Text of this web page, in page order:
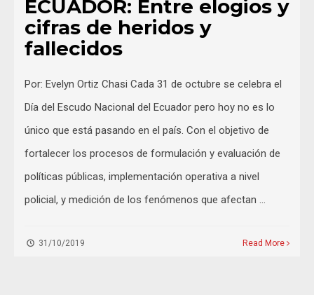
ECUADOR: Entre elogios y
cifras de heridos y
fallecidos
Por: Evelyn Ortiz Chasi Cada 31 de octubre se celebra el
Día del Escudo Nacional del Ecuador pero hoy no es lo
único que está pasando en el país. Con el objetivo de
fortalecer los procesos de formulación y evaluación de
políticas públicas, implementación operativa a nivel
policial, y medición de los fenómenos que afectan …
31/10/2019 Read More